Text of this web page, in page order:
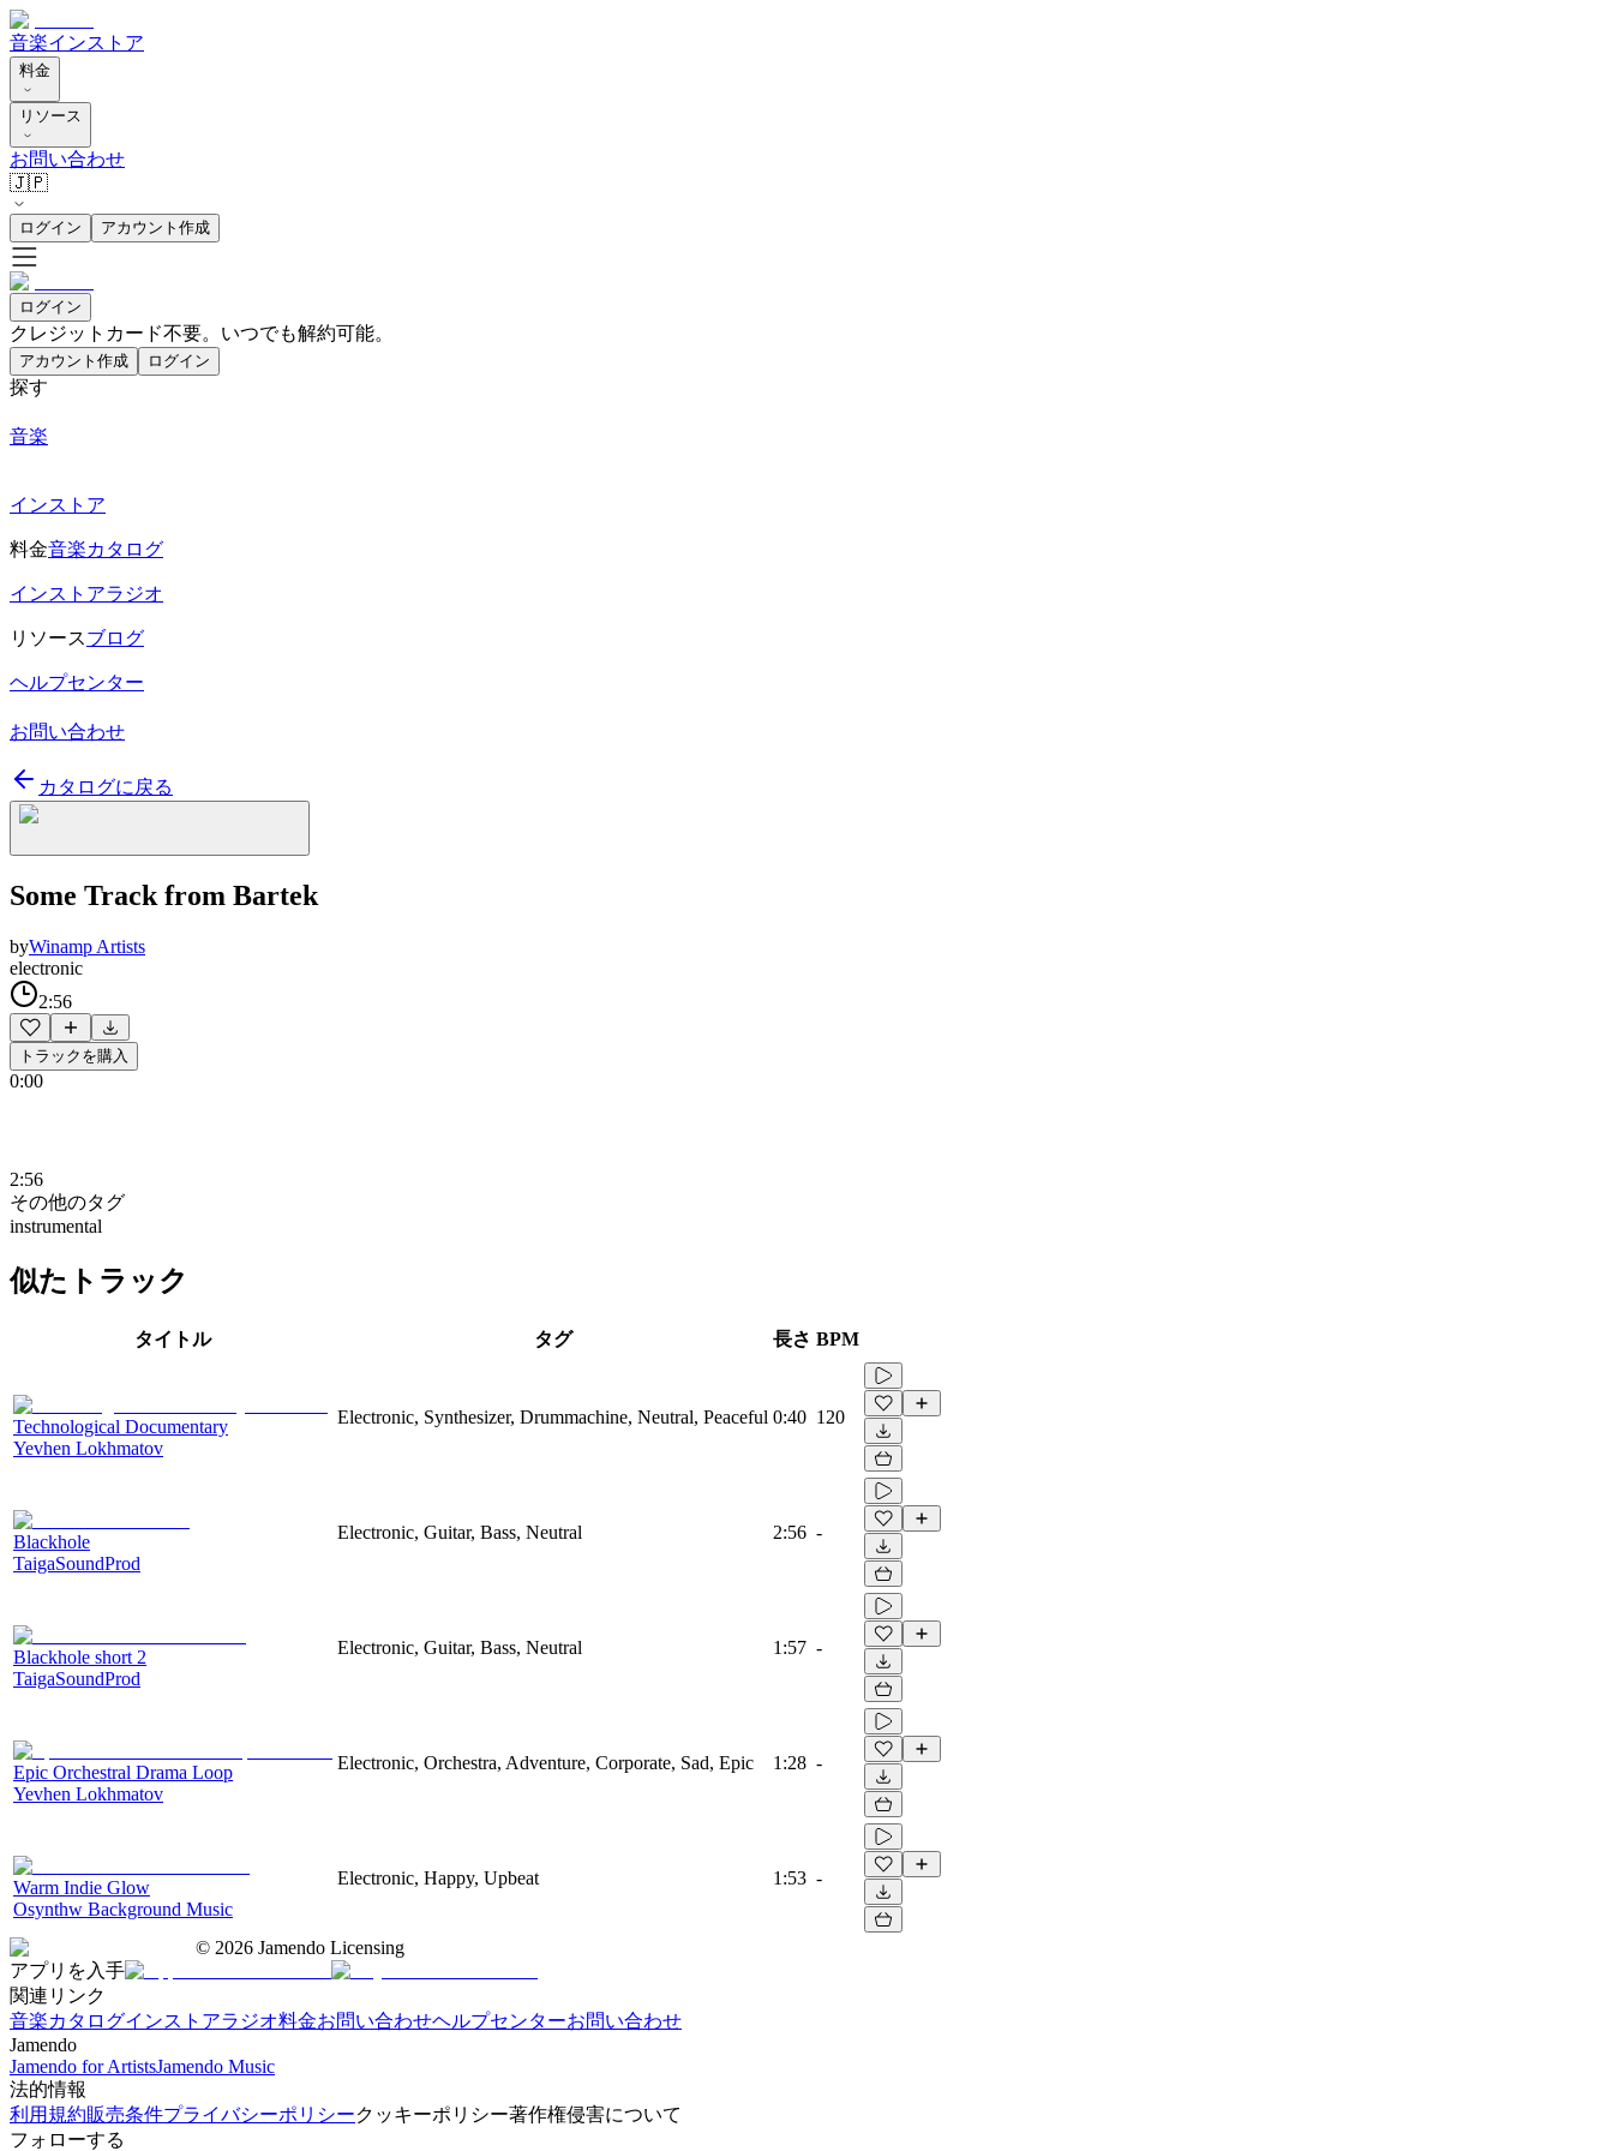
音楽インストア
料金
リソース
お問い合わせ
🇯🇵
ログイン アカウント作成
ログイン
クレジットカード不要。いつでも解約可能。
アカウント作成 ログイン
探す
音楽
インストア
料金音楽カタログ
インストアラジオ
リソースブログ
ヘルプセンター
お問い合わせ
カタログに戻る
Some Track from Bartek
byWinamp Artists
electronic
2:56
トラックを購入
0:00
2:56
その他のタグ
instrumental
似たトラック
タイトル タグ 長さ BPM
Technological Documentary
Yevhen Lokhmatov
Electronic, Synthesizer, Drummachine, Neutral, Peaceful 0:40 120
Blackhole
TaigaSoundProd
Electronic, Guitar, Bass, Neutral 2:56 -
Blackhole short 2
TaigaSoundProd
Electronic, Guitar, Bass, Neutral 1:57 -
Epic Orchestral Drama Loop
Yevhen Lokhmatov
Electronic, Orchestra, Adventure, Corporate, Sad, Epic 1:28 -
Warm Indie Glow
Osynthw Background Music
Electronic, Happy, Upbeat 1:53 -
© 2026 Jamendo Licensing
アプリを入手
関連リンク
音楽カタログインストアラジオ料金お問い合わせヘルプセンターお問い合わせ
Jamendo
Jamendo for ArtistsJamendo Music
法的情報
利用規約販売条件プライバシーポリシークッキーポリシー著作権侵害について
フォローする